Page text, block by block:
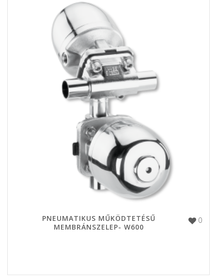
0
PNEUMATIKUS MŰKÖDTETÉSŰ
MEMBRÁNSZELEP- W600